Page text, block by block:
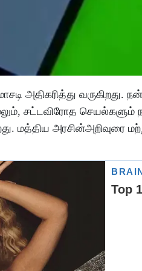
அதிகரித்து
சட்டவிரோத
மத்திய அரசின்அறிவுரை